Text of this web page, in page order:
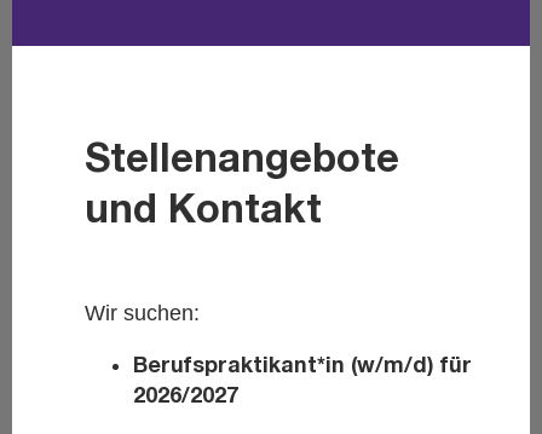
Stellenangebote
und Kontakt
Wir su­chen:
Be­rufs­prak­ti­kant*in (w/m/d) für
2026/2027